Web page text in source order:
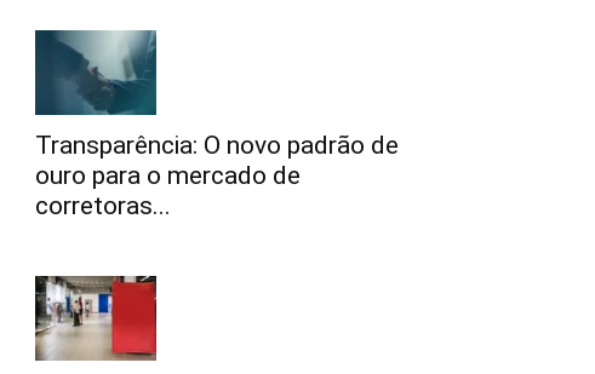
Transparência: O novo padrão de
ouro para o mercado de
corretoras...